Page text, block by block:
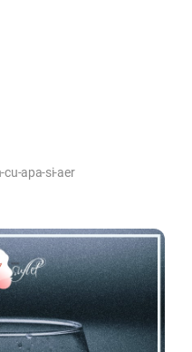
apa-si-aer